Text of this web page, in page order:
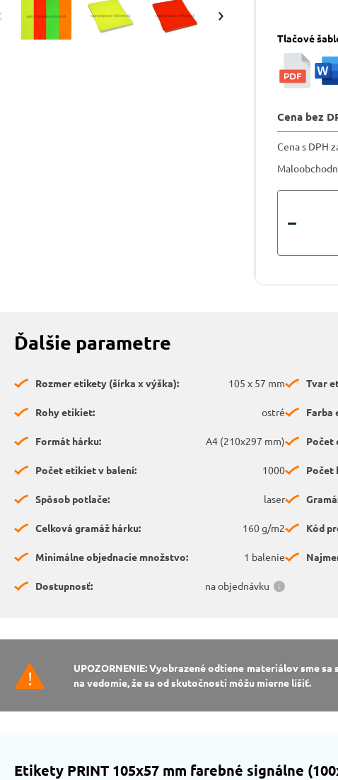
Tlačové
Cena bez
Cena s DPH
Ďalšie parametre
Rozmer etikety (šírka x výška): 105 x 57 mm Tvar
Rohy etikiet: ostré Farba
Formát hárku: A4 (210x297 mm) Počet
Počet etikiet v balení: 1000 Počet
Spôsob potlače: laser
Celková gramáž hárku: 160 g/m2 Kód
Minimálne objednacie množstvo: 1 balenie
Dostupnosť: na objednávku
UPOZORNENIE: Vyobrazené odtiene materiálov sme
na vedomie, že sa od skutočnosti môžu mierne líšiť.
Etikety PRINT 105x57 mm farebné signálne